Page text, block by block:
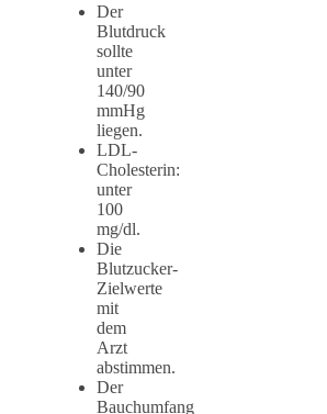
Der
Blutdruck
sollte
unter
140/90
mmHg
liegen.
LDL-
Cholesterin:
unter
100
mg/dl.
Die
Blutzucker-
Zielwerte
mit
dem
Arzt
abstimmen.
Der
Bauchumfang